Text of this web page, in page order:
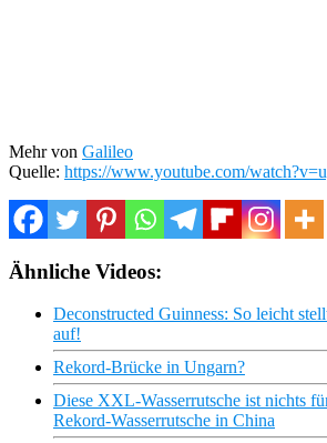
Mehr von Galileo
Quelle: https://www.youtube.com/
Ähnliche Videos:
Deconstructed Guinness: So leicht
auf!
Rekord-Brücke in Ungarn?
Diese XXL-Wasserrutsche ist nichts
Rekord-Wasserrutsche in China